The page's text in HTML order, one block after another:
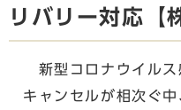
リバリー対応【
新型コロナウイルス
キャンセルが相次ぐ